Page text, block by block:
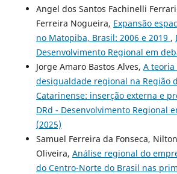
Angel dos Santos Fachinelli
Ferreira Nogueira, Expansão
no Matopiba, Brasil: 2006 e 2019 ,
Desenvolvimento Regional em
Jorge Amaro Bastos Alves, A teoria
desigualdade regional na Região
Catarinense: inserção externa e
DRd - Desenvolvimento Regional
(2025)
Samuel Ferreira da Fonseca,
Oliveira, Análise regional do
do Centro-Norte do Brasil nas